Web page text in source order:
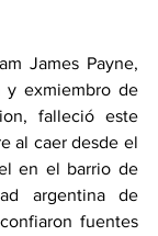
James Payne,
y exmiembro de
falleció este
al caer desde el
en el barrio de
argentina de
fuentes